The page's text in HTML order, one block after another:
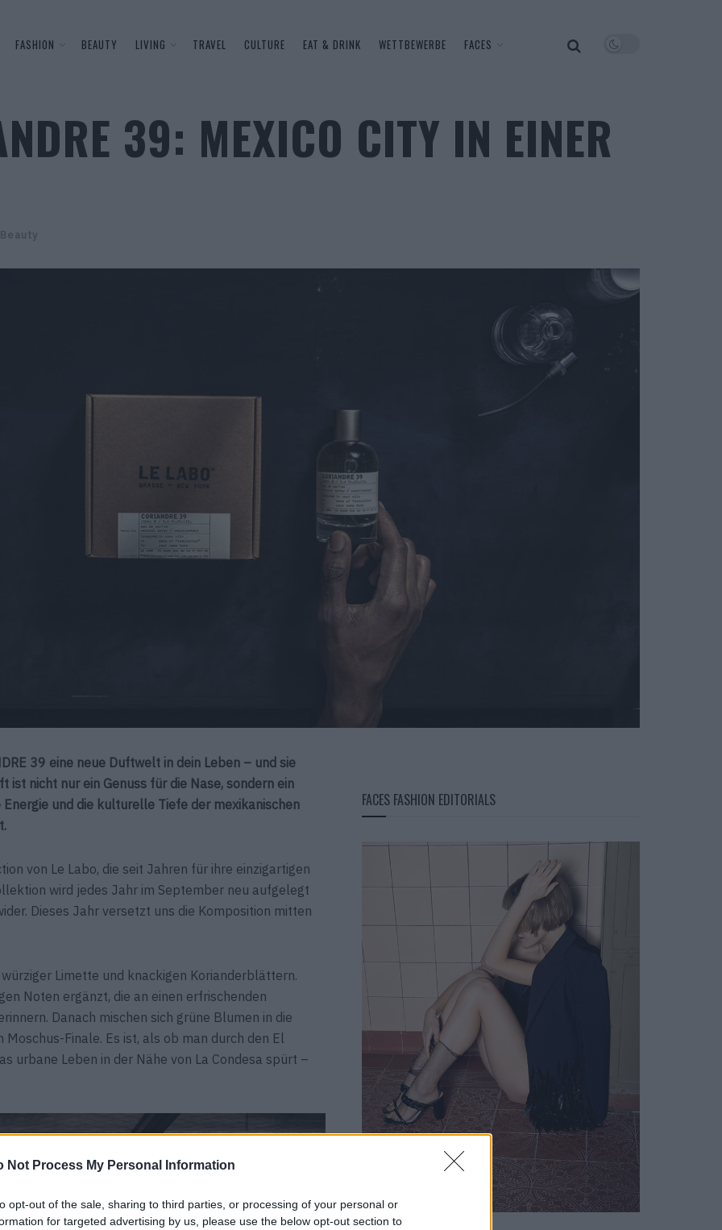
Not Process My Personal Information
opt-out of the sale, sharing to third parties, or processing of your personal or
for targeted advertising by us, please use the below opt-out section to
FASHION BEAUTY LIVING TRAVEL CULTURE EAT & DRINK WETTBEWERBE FACES
39: MEXICO CITY IN EINER
Beauty
39 eine neue Duftwelt in dein Leben – und sie
ist nicht nur ein Genuss für die Nase, sondern ein
und die kulturelle Tiefe der mexikanischen
von Le Labo, die seit Jahren für ihre einzigartigen
wird jedes Jahr im September neu aufgelegt
Dieses Jahr versetzt uns die Komposition mitten
Limette und knackigen Korianderblättern.
Noten ergänzt, die an einen erfrischenden
Danach mischen sich grüne Blumen in die
Finale. Es ist, als ob man durch den El
urbane Leben in der Nähe von La Condesa spürt –
FACES FASHION EDITORIALS